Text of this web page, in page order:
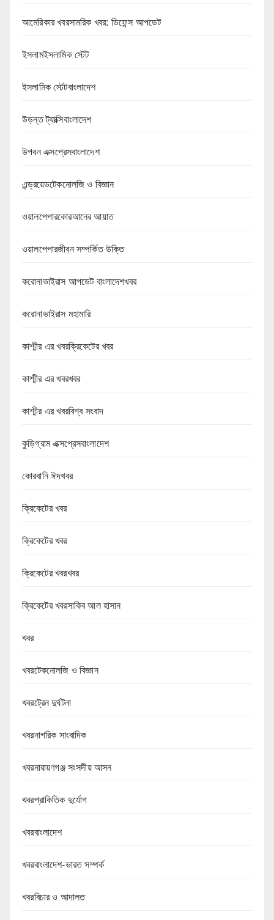
আমেরিকার খবরসামরিক খবর: ডিফেন্স আপডেট
ইসলামইসলামিক স্টেট
ইসলামিক স্টেটবাংলাদেশ
উড়ন্ত ট্যাক্সিবাংলাদেশ
উপবন এক্সপ্রেসবাংলাদেশ
এন্ড্রয়েডটেকনোলজি ও বিজ্ঞান
ওয়ালপেপারকোরআনের আয়াত
ওয়ালপেপারজীবন সম্পর্কিত উক্তি
করোনাভাইরাস আপডেট বাংলাদেশখবর
করোনাভাইরাস মহামারি
কাশ্মীর এর খবরক্রিকেটের খবর
কাশ্মীর এর খবরখবর
কাশ্মীর এর খবরবিশ্ব সংবাদ
কুড়িগ্রাম এক্সপ্রেসবাংলাদেশ
কোরবানি ঈদখবর
ক্রিকেটের খবর
ক্রিকেটের খবর
ক্রিকেটের খবরখবর
ক্রিকেটের খবরসাকিব আল হাসান
খবর
খবরটেকনোলজি ও বিজ্ঞান
খবরট্রেন দুর্ঘটনা
খবরনাগরিক সাংবাদিক
খবরনারায়ণগঞ্জ সংসদীয় আসন
খবরপ্রাকিতিক দুর্যোগ
খবরবাংলাদেশ
খবরবাংলাদেশ-ভারত সম্পর্ক
খবরবিচার ও আদালত